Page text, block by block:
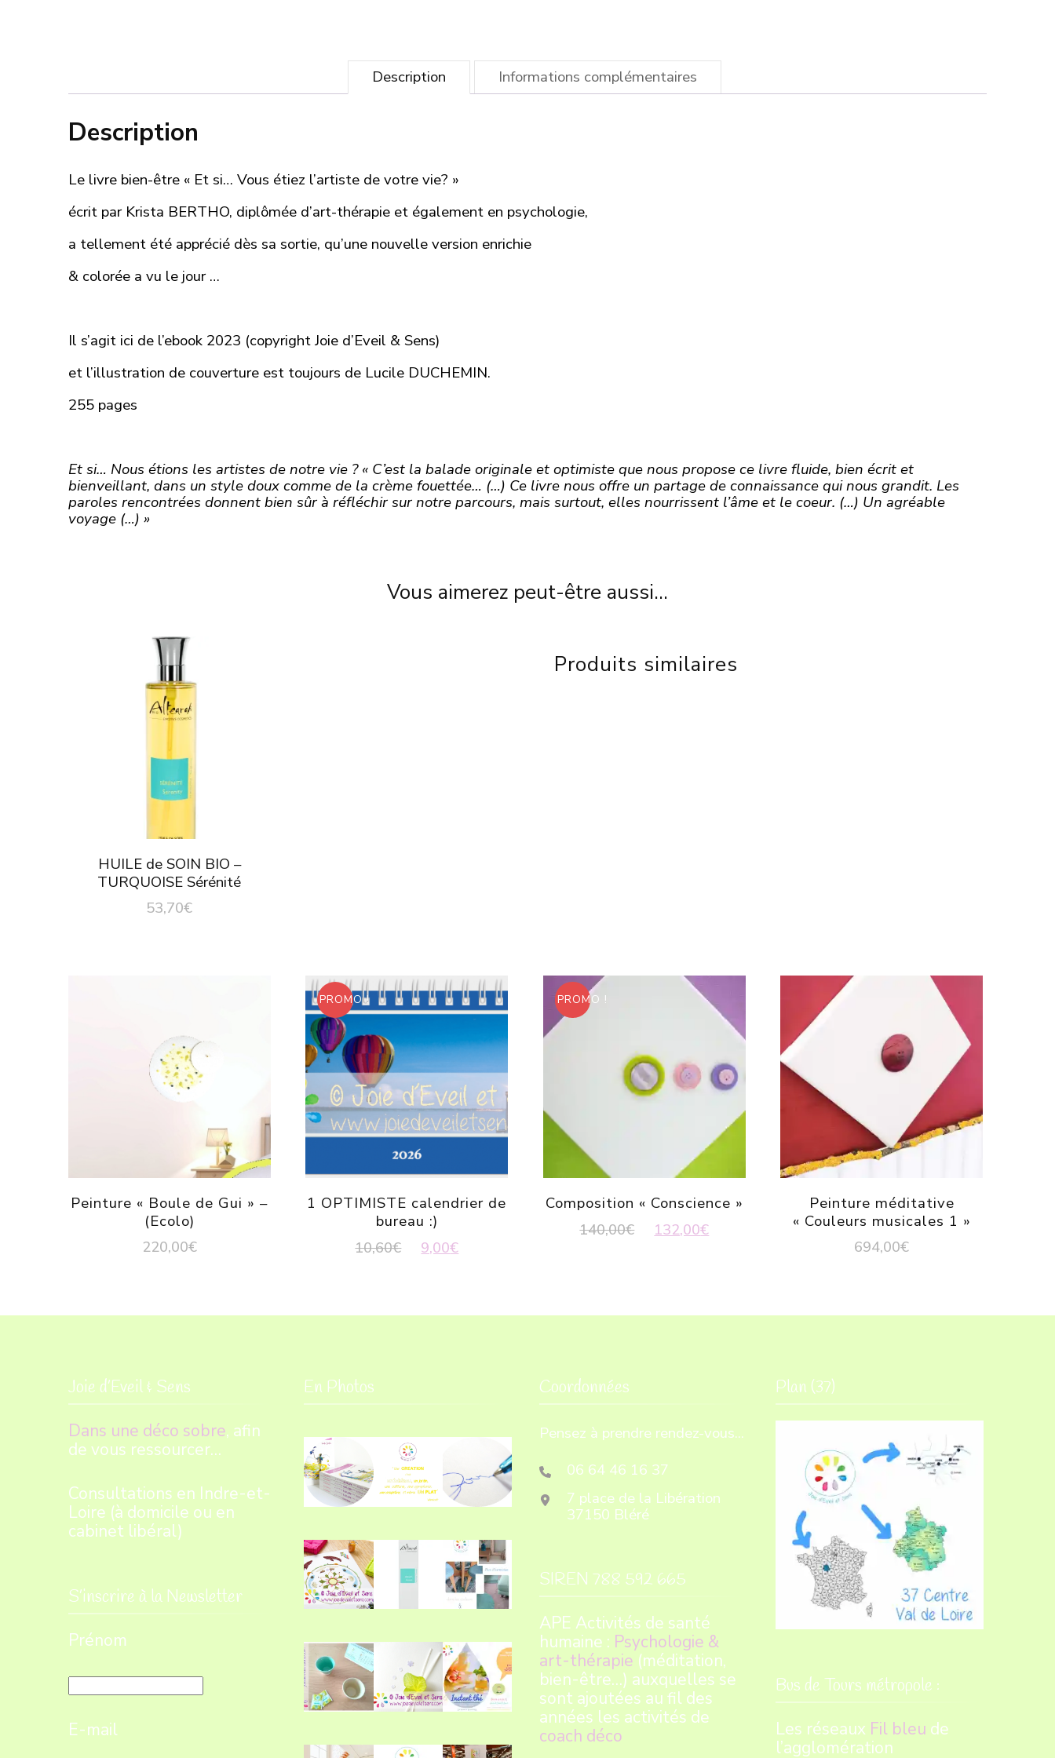
Description Informations complémentaires
Description
Le livre bien-être « Et si… Vous étiez l’artiste de votre vie? »
écrit par Krista BERTHO, diplômée d’art-thérapie et également en psychologie,
a tellement été apprécié dès sa sortie, qu’une nouvelle version enrichie
& colorée a vu le jour …
Il s’agit ici de l’ebook 2023 (copyright Joie d’Eveil & Sens)
et l’illustration de couverture est toujours de Lucile DUCHEMIN.
255 pages
Et si… Nous étions les artistes de notre vie ? « C’est la balade originale et optimiste que nous propose ce livre fluide, bien écrit et
bienveillant, dans un style doux comme de la crème fouettée… (…) Ce livre nous offre un partage de connaissance qui nous grandit. Les
paroles rencontrées donnent bien sûr à réfléchir sur notre parcours, mais surtout, elles nourrissent l’âme et le coeur. (…) Un agréable
voyage (…) »
Vous aimerez peut-être aussi…
HUILE de SOIN BIO –
TURQUOISE Sérénité
53,70€
Produits similaires
Peinture « Boule de Gui » –
(Ecolo)
220,00€
PROMO !
1 OPTIMISTE calendrier de
bureau :)
10,60€
Le
était :
9,00€
est :
PROMO !
Composition « Conscience »
140,00€
Le
140,00€.
132,00€
132,00€.
Peinture méditative
« Couleurs musicales 1 »
694,00€
Joie d’Eveil & Sens
Dans une déco sobre, afin
de vous ressourcer…
Consultations en Indre-et-
Loire (à domicile ou en
cabinet libéral)
S’inscrire à la Newsletter
Prénom
E-mail
En Photos Coordonnées
Pensez à prendre rendez-vous...
06 64 46 16 37
7 place de la Libération
37150 Bléré
SIREN 788 592 665
APE Activités de santé
humaine : Psychologie &
art-thérapie (méditation,
bien-être…) auxquelles se
sont ajoutées au fil des
années les activités de
coach déco
Plan (37)
Bus de Tours métropole :
Les réseaux Fil bleu de
l’agglomération